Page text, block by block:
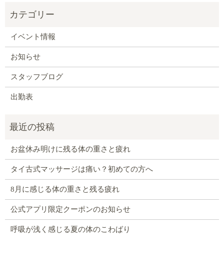
イベント情報
お知らせ
スタッフブログ
出勤表
お盆休み明けに残る体の重さと疲れ
タイ古式マッサージは痛い？初めての方へ
8月に感じる体の重さと残る疲れ
公式アプリ限定クーポンのお知らせ
呼吸が浅く感じる夏の体のこわばり